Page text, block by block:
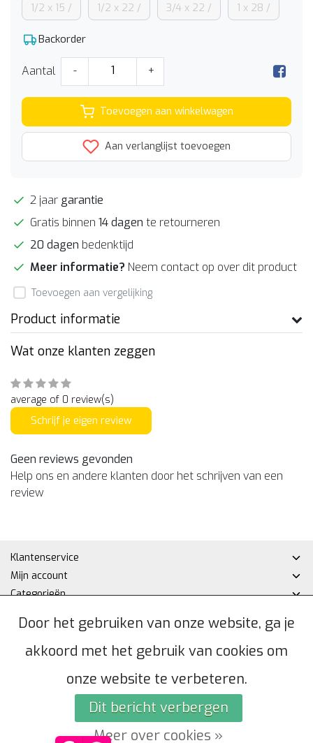
1/2 x 15 / 1/2 x 22 / 3/4 x 22 / 1 x 28 /
Backorder
Aantal - +
Toevoegen aan winkelwagen
Aan verlanglijst toevoegen
2 jaar garantie
Gratis binnen 14 dagen te retourneren
20 dagen bedenktijd
Meer informatie? Neem contact op over dit product
Toevoegen aan vergelijking
Product informatie
Wat onze klanten zeggen
average of 0 review(s)
Schrijf je eigen review
Geen reviews gevonden
Help ons en andere klanten door het schrijven van een
review
Klantenservice
Mijn account
Categorieën
© Copyright 2026 - Hakan DHZ | Realisatie InStijl Media
Door het gebruiken van onze website, ga je
akkoord met het gebruik van cookies om
onze website te verbeteren.
Dit bericht verbergen
Meer over cookies »